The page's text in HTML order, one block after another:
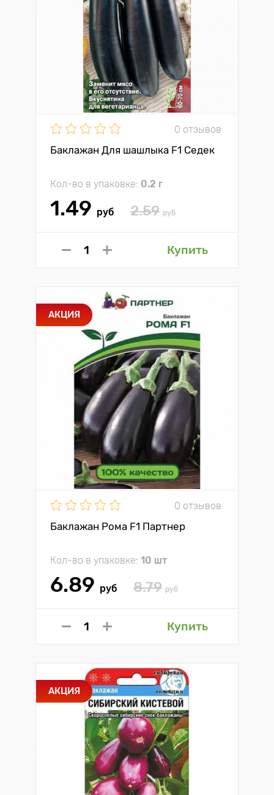
0 отзывов
Баклажан Для шашлыка F1 Седек
Кол-во в упаковке: 0.2 г
1.49 руб 2.59 руб
Купить
АКЦИЯ
0 отзывов
Баклажан Рома F1 Партнер
Кол-во в упаковке: 10 шт
6.89 руб 8.79 руб
Купить
АКЦИЯ